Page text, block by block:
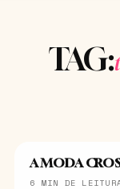
TAG:
SAÚDE
A MODA
6 MIN DE